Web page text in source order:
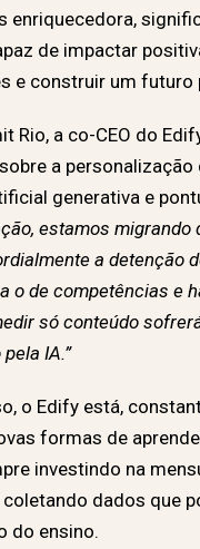
enriquecedora,
de impactar
e construir um futuro
Rio, a co-CEO do
a personalização
generativa e
estamos migrando
a detenção
o de competências e
só conteúdo
IA.”
o Edify está,
formas de
investindo na
coletando dados que
do ensino.